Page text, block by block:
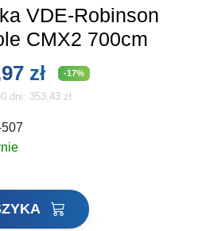
VDE-Robinson
CMX2 700cm
złAktualna
cena
-17%
dni: 353,43 zł